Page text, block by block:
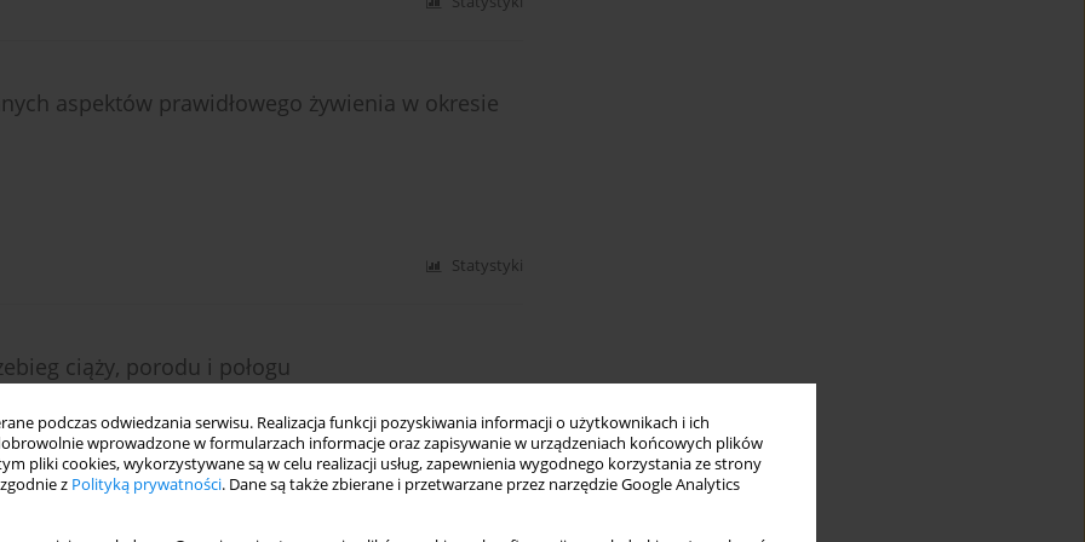
podczas odwiedzania serwisu. Realizacja funkcji pozyskiwania informacji o użytkownikach i ich
wprowadzone w formularzach informacje oraz zapisywanie w urządzeniach końcowych plików
pliki cookies, wykorzystywane są w celu realizacji usług, zapewnienia wygodnego korzystania ze strony
z Polityką prywatności. Dane są także zbierane i przetwarzane przez narzędzie Google Analytics
aspektów prawidłowego żywienia w okresie
Statystyki
ciąży, porodu i połogu
Statystyki